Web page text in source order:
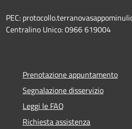
PEC:
Centralino Unico: 0966 619004
Prenotazione appuntamento
Segnalazione disservizio
Leggi le FAQ
Richiesta assistenza